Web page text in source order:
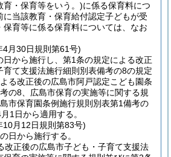
育・保育等をいう。)に係る保育料につ
に当該教育・保育給付認定子どもが受
保育等に係る保育料については、なお
4月30日規則第61号)
日から施行し、第1条の規定による改正
育て支援法施行細則別表備考の8の規定
る改正後の広島市阿戸認定こども園条
の8、広島市保育の実施等に関する規
市保育園条例施行規則別表第1備考の
1日から適用する。
10月12日規則第83号)
日から施行する。
改正後の広島市子ども・子育て支援法